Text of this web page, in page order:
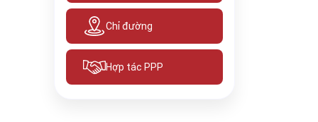
Chỉ đường
Hợp tác PPP